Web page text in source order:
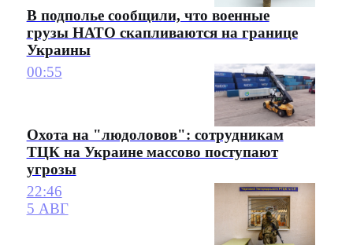
В подполье сообщили, что военные
грузы НАТО скапливаются на границе
Украины
00:55
Охота на "людоловов": сотрудникам
ТЦК на Украине массово поступают
угрозы
22:46
5 АВГ